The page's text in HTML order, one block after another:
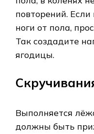
повторений. Если
ноги от пола,
Так создадите
ягодицы.
Выполняется
должны быть